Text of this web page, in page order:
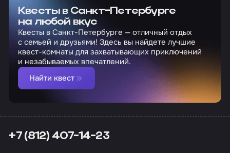
Квесты в Санкт-Петербурге
на любой вкус
Квесты в Санкт-Петербурге — отличный отдых
с семьей и друзьями! Здесь вы найдете лучшие
квест-комнаты для захватывающих приключений
и незабываемых впечатлений.
Найти квест
+7 (812) 407-14-23